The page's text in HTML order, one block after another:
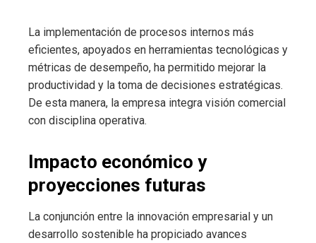
La implementación de procesos internos más
eficientes, apoyados en herramientas tecnológicas y
métricas de desempeño, ha permitido mejorar la
productividad y la toma de decisiones estratégicas.
De esta manera, la empresa integra visión comercial
con disciplina operativa.
Impacto económico y
proyecciones futuras
La conjunción entre la innovación empresarial y un
desarrollo sostenible ha propiciado avances